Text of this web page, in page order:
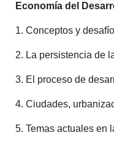
Economía del
1. Conceptos y
2. La persistencia de
3. El proceso de
4. Ciudades,
5. Temas actuales en